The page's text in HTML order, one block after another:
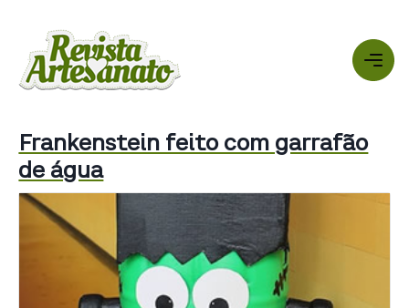
Frankenstein feito com garrafão
de água